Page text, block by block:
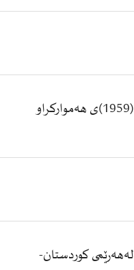
یاسای ژماره‌ (6)ی ساڵی 2015 یاسای هه‌مواركردنی جێبه‌جێكردنی یاسای باری كه‌سیه‌تی ژماره‌ (188)ی ساڵی (1959)ی هه‌مواركراو
یاسای ژماره‌ (8)ی ساڵی 2015 یاسای ڕاگرتنی كاركردن به‌ یاسای به‌كرێدانی خانووبه‌ره‌ ژماره‌ (9)ی ساڵی 2008 له‌هه‌رێمی كوردستان-